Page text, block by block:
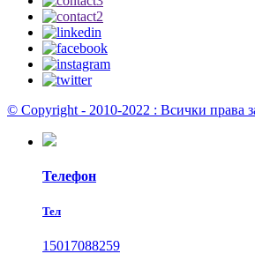
© Copyright - 2010-2022 : Всички права
Телефон
Тел
15017088259